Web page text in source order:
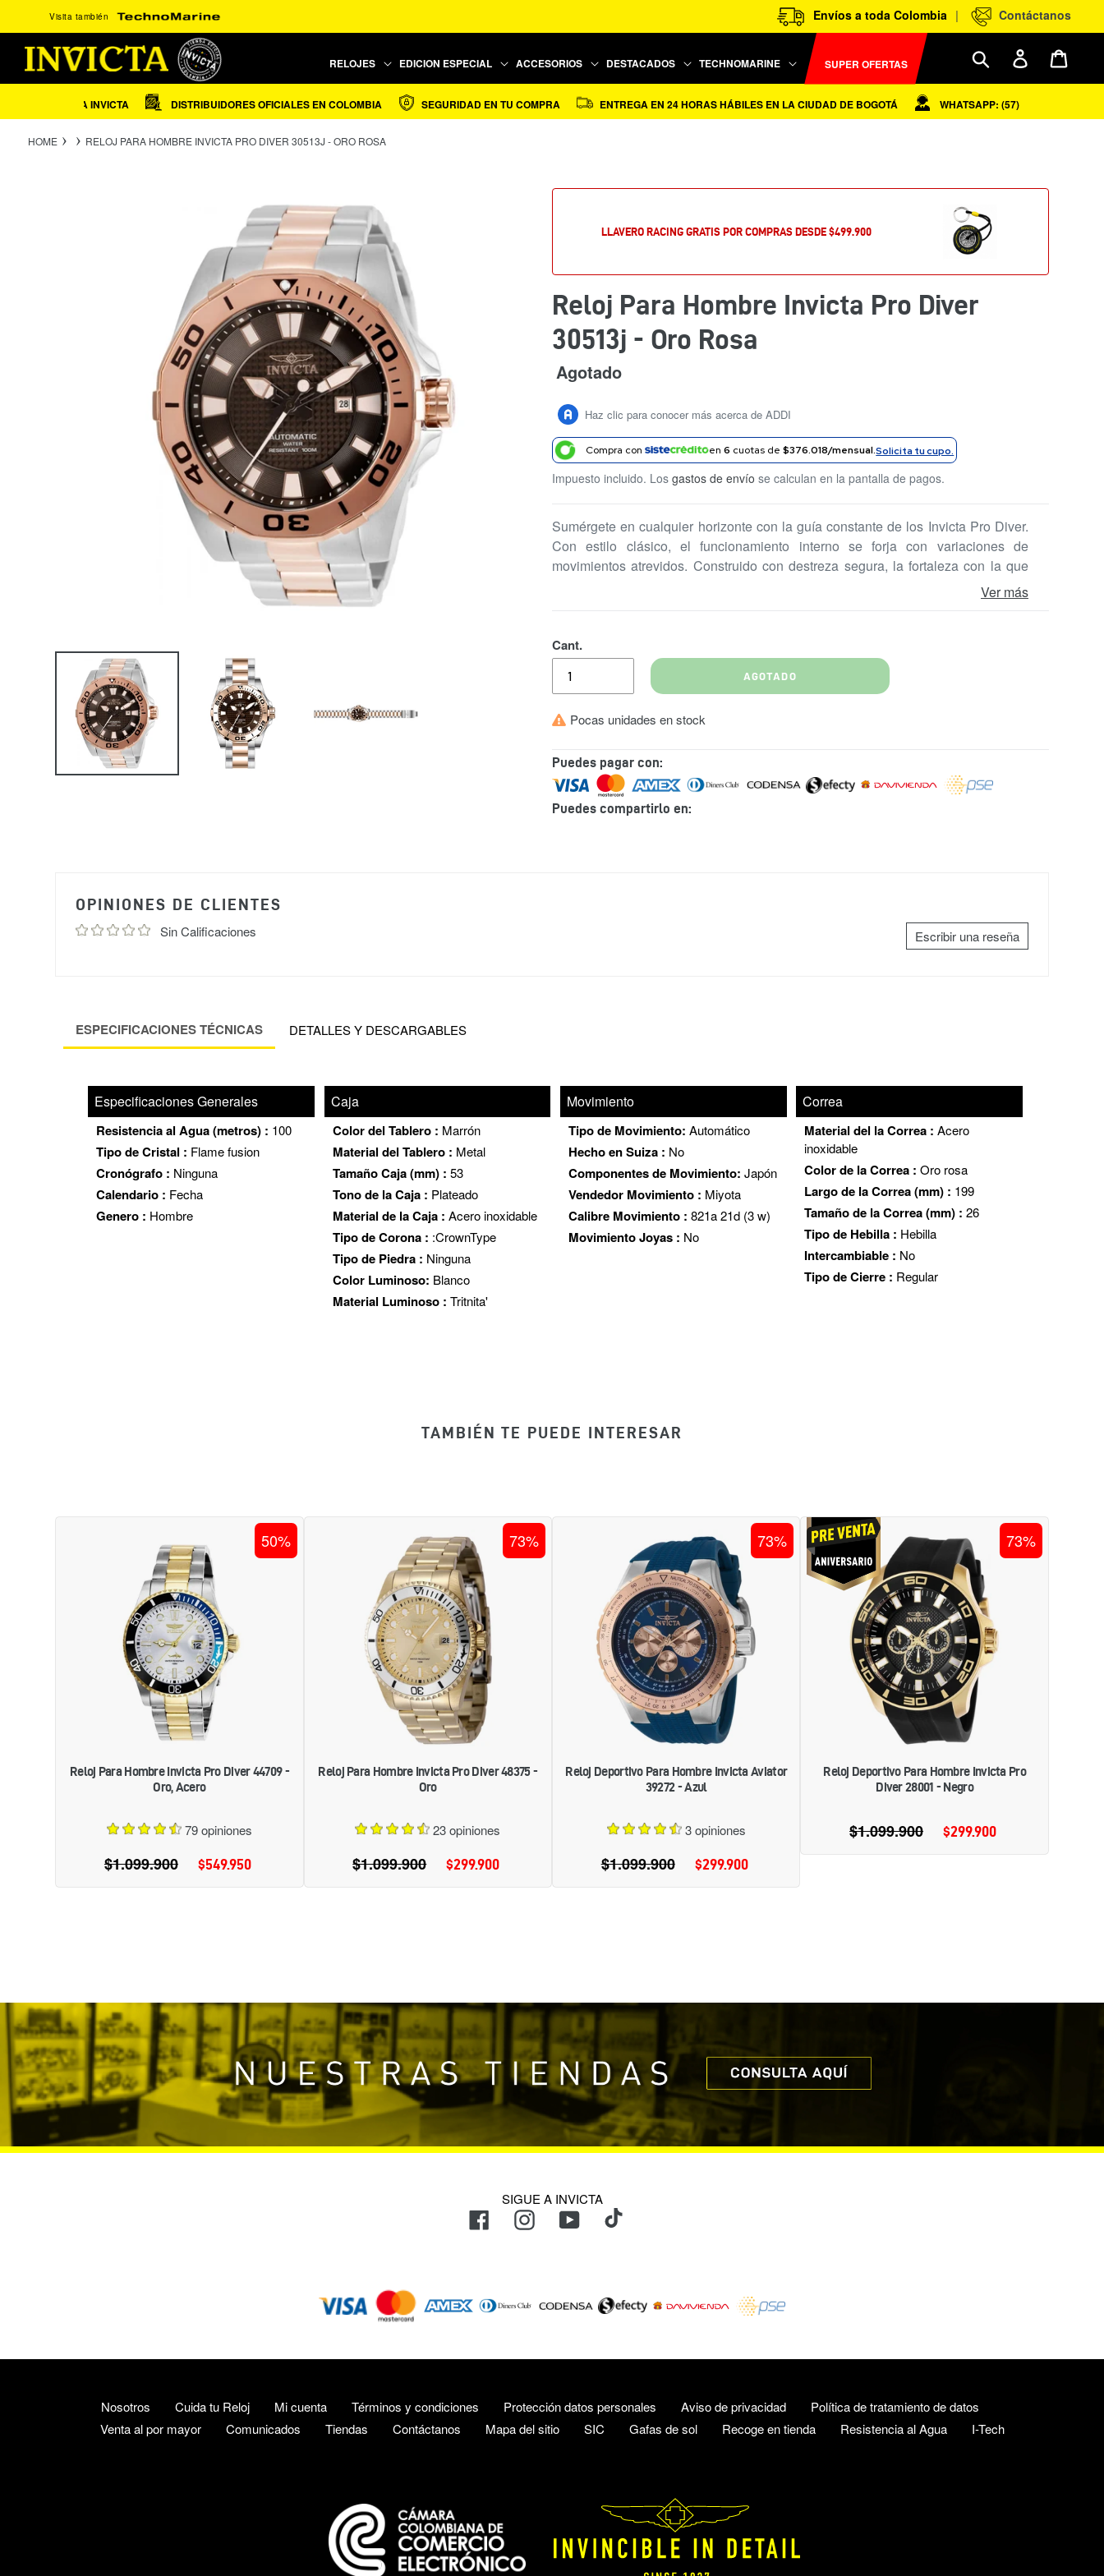
contenido
Envíos a toda Colombia | Contáctanos
Visita también
RELOJES EDICION ESPECIAL ACCESORIOS DESTACADOS TECHNOMARINE SUPER OFERTAS
Buscar Ingresar
GARANTIA INVICTA DISTRIBUIDORES OFICIALES EN COLOMBIA SEGURIDAD EN TU COMPRA ENTREGA EN 24 HORAS HÁBILES EN LA CIUDAD DE BOGOTÁ WHATSAPP: (57) 310 - 7630581
HOME RELOJ PARA HOMBRE INVICTA PRO DIVER 30513J - ORO ROSA
LLAVERO RACING GRATIS POR COMPRAS DESDE $499.900
Reloj Para Hombre Invicta Pro Diver
30513j - Oro Rosa
Precio
Agotado
Haz clic para conocer más acerca de ADDI
Compra con en6 cuotas de$376.018/mensual.Solicita tu cupo.
Impuesto incluido. Los gastos de envío se calculan en la pantalla de pagos.
Sumérgete en cualquier horizonte con la guía constante de los Invicta Pro Diver.
Con estilo clásico, el funcionamiento interno se forja con variaciones de
movimientos atrevidos. Construido con destreza segura, la fortaleza con la que
funcionan estos relojes hace que el Pro Diver sea excelente en su rendimiento. El
Ver más
Cant.
AGOTADO
Pocas unidades en stock
Puedes pagar con:
Puedes compartirlo en:
OPINIONES DE CLIENTES
Sin Calificaciones Escribir una reseña
ESPECIFICACIONES TÉCNICAS DETALLES Y DESCARGABLES
Especificaciones Generales
Resistencia al Agua (metros) : 100
Tipo de Cristal : Flame fusion
Cronógrafo : Ninguna
Calendario : Fecha
Genero : Hombre
Caja
Color del Tablero : Marrón
Material del Tablero : Metal
Tamaño Caja (mm) : 53
Tono de la Caja : Plateado
Material de la Caja : Acero inoxidable
Tipo de Corona : :CrownType
Tipo de Piedra : Ninguna
Color Luminoso: Blanco
Material Luminoso : Tritnita'
Movimiento
Tipo de Movimiento: Automático
Hecho en Suiza : No
Componentes de Movimiento: Japón
Vendedor Movimiento : Miyota
Calibre Movimiento : 821a 21d (3 w)
Movimiento Joyas : No
Correa
Material del la Correa :Acero
inoxidable
Color de la Correa :Oro rosa
Largo de la Correa (mm) : 199
Tamaño de la Correa (mm) :26
Tipo de Hebilla : Hebilla
Intercambiable : No
Tipo de Cierre : Regular
TAMBIÉN TE PUEDE INTERESAR
PARA
HOMBRE
INVICTA
PRO
DIVER
44709
-
ORO,
ACERO
50%
Reloj Para Hombre Invicta Pro Diver 44709 -
Oro, Acero
79 opiniones
Precio
de
$549.950
Precio
habitual
$1.099.900
PARA
HOMBRE
INVICTA
PRO
DIVER
48375
ORO
73%
Reloj Para Hombre Invicta Pro Diver 48375 -
Oro
23 opiniones
Precio
de
$299.900
Precio
habitual
$1.099.900
DEPORTIVO
PARA
HOMBRE
INVICTA
AVIATOR
39272
-
AZUL
73%
Reloj Deportivo Para Hombre Invicta Aviator
39272 - Azul
3 opiniones
Precio
de
$299.900
Precio
habitual
$1.099.900
DEPORTIVO
PARA
HOMBRE
INVICTA
PRO
DIVER
28001
-
NEGRO
73%
Reloj Deportivo Para Hombre Invicta Pro
Diver 28001 - Negro
Precio
de
$299.900
Precio
habitual
$1.099.900
SIGUE A INVICTA
FacebookInstagramYouTubeTikTok
de
Nosotros Cuida tu Reloj Mi cuenta Términos y condiciones Protección datos personales Aviso de privacidad
Política de tratamiento de datos
Venta al por mayor
Comunicados Tiendas Contáctanos Mapa del sitio SIC Gafas de sol Recoge en tienda Resistencia al Agua I-Tech